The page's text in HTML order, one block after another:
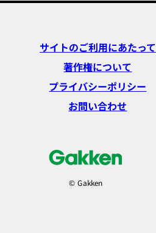
サイトのご利用にあたって
著作権について
プライバシーポリシー
お問い合わせ
© Gakken